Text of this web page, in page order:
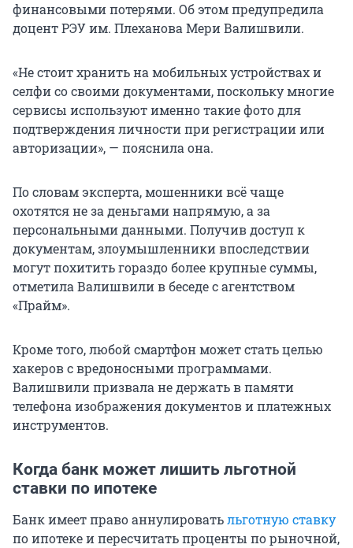
финансовыми потерями. Об этом предупредила
доцент РЭУ им. Плеханова Мери Валишвили.
«Не стоит хранить на мобильных устройствах и
селфи со своими документами, поскольку многие
сервисы используют именно такие фото для
подтверждения личности при регистрации или
авторизации», — пояснила она.
По словам эксперта, мошенники всё чаще
охотятся не за деньгами напрямую, а за
персональными данными. Получив доступ к
документам, злоумышленники впоследствии
могут похитить гораздо более крупные суммы,
отметила Валишвили в беседе с агентством
«Прайм».
Кроме того, любой смартфон может стать целью
хакеров с вредоносными программами.
Валишвили призвала не держать в памяти
телефона изображения документов и платежных
инструментов.
Когда банк может лишить льготной
ставки по ипотеке
Банк имеет право аннулироватьльготную ставку
по ипотеке и пересчитать проценты по рыночной,